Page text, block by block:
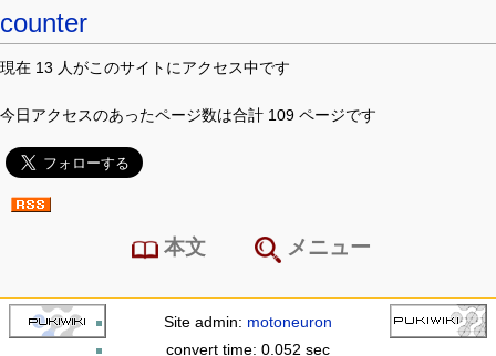
counter
現在 13 人がこのサイトにアクセス中です
今日アクセスのあったページ数は合計 109 ページです
本文 メニュー
Site admin: motoneuron
convert time: 0.052 sec